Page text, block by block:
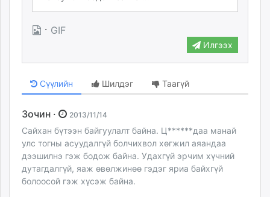
· GIF
Илгээх
Сүүлийн Шилдэг Таагүй
Зочин · 2013/11/14
Сайхан бүтээн байгуулалт байна. Ц******даа манай
улс тогны асуудалгүй болчихвол хөгжил аяандаа
дээшилнэ гэж бодож байна. Удахгүй эрчим хүчний
дутагдалгүй, яаж өвөлжинөө гэдэг яриа байхгүй
болоосой гэж хүсэж байна.